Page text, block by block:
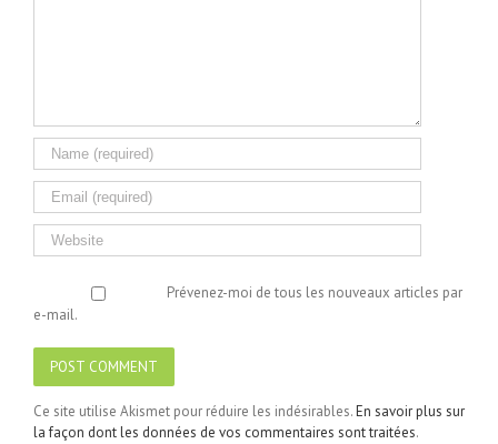
Prévenez-moi de tous les nouveaux articles par
e-mail.
Ce site utilise Akismet pour réduire les indésirables.En savoir plus sur
la façon dont les données de vos commentaires sont traitées.